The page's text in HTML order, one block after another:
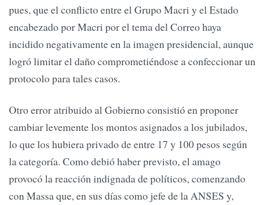
pues, que el conflicto entre el Grupo Macri y el Estado
encabezado por Macri por el tema del Correo haya
incidido negativamente en la imagen presidencial, aunque
logró limitar el daño comprometiéndose a confeccionar un
protocolo para tales casos.
Otro error atribuido al Gobierno consistió en proponer
cambiar levemente los montos asignados a los jubilados,
lo que los hubiera privado de entre 17 y 100 pesos según
la categoría. Como debió haber previsto, el amago
provocó la reacción indignada de políticos, comenzando
con Massa que, en sus días como jefe de la ANSES y,